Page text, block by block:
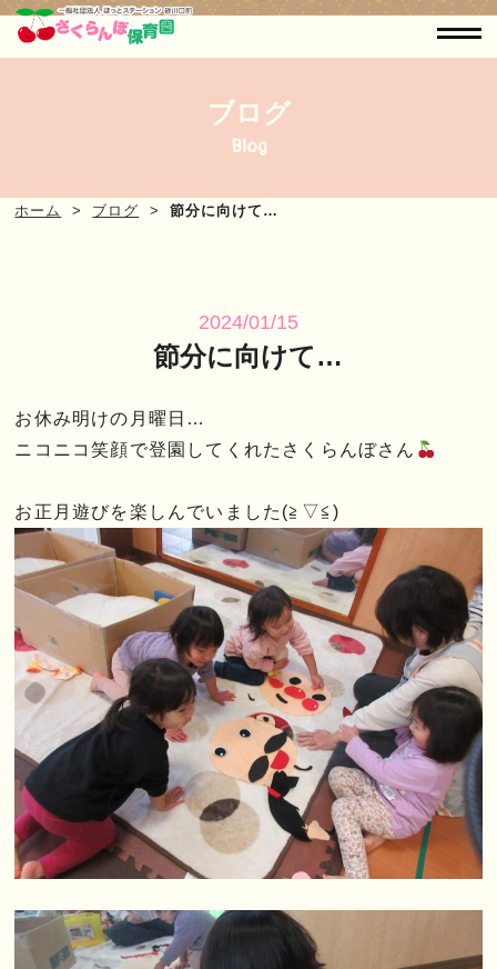
ブログ
Blog
ホーム ブログ 節分に向けて…
2024/01/15
節分に向けて…
お休み明けの月曜日…
ニコニコ笑顔で登園してくれたさくらんぼさん
お正月遊びを楽しんでいました(≧▽≦)